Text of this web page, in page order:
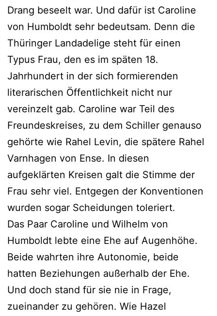
Drang beseelt war. Und dafür ist Caroline
von Humboldt sehr bedeutsam. Denn die
Thüringer Landadelige steht für einen
Typus Frau, den es im späten 18.
Jahrhundert in der sich formierenden
literarischen Öffentlichkeit nicht nur
vereinzelt gab. Caroline war Teil des
Freundeskreises, zu dem Schiller genauso
gehörte wie Rahel Levin, die spätere Rahel
Varnhagen von Ense. In diesen
aufgeklärten Kreisen galt die Stimme der
Frau sehr viel. Entgegen der Konventionen
wurden sogar Scheidungen toleriert.
Das Paar Caroline und Wilhelm von
Humboldt lebte eine Ehe auf Augenhöhe.
Beide wahrten ihre Autonomie, beide
hatten Beziehungen außerhalb der Ehe.
Und doch stand für sie nie in Frage,
zueinander zu gehören. Wie Hazel